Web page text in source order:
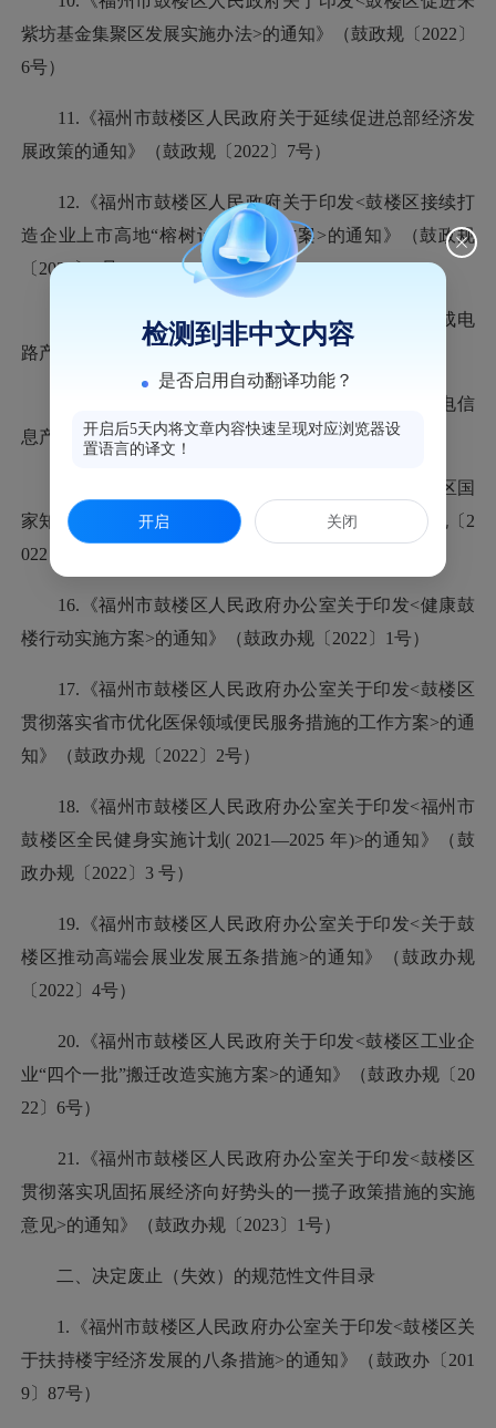
紫坊基金集聚区发展实施办法>的通知》（鼓政规〔2022〕
6号）
11.《福州市鼓楼区人民政府关于延续促进总部经济发
展政策的通知》（鼓政规〔2022〕7号）
12.《福州市鼓楼区人民政府关于印发<鼓楼区接续打
造企业上市高地“榕树计划”实施方案>的通知》（鼓政规
〔2022〕8号）
13.《福州市鼓楼区人民政府关于印发<鼓楼区集成电
路产业发展扶持措施>的通知》（鼓政规〔2022〕9号）
14.《福州市鼓楼区人民政府关于印发<鼓楼区光电信
息产业发展扶持措施>的通知》（鼓政规〔2022〕10号）
15.《福州市鼓楼区人民政府关于印发福州市鼓楼区国
家知识产权强县建设示范县工作方案的通知》（鼓政规〔2
022〕11 号）
16.《福州市鼓楼区人民政府办公室关于印发<健康鼓
楼行动实施方案>的通知》（鼓政办规〔2022〕1号）
17.《福州市鼓楼区人民政府办公室关于印发<鼓楼区
贯彻落实省市优化医保领域便民服务措施的工作方案>的通
知》（鼓政办规〔2022〕2号）
18.《福州市鼓楼区人民政府办公室关于印发<福州市
鼓楼区全民健身实施计划( 2021—2025 年)>的通知》（鼓
政办规〔2022〕3 号）
19.《福州市鼓楼区人民政府办公室关于印发<关于鼓
楼区推动高端会展业发展五条措施>的通知》（鼓政办规
〔2022〕4号）
20.《福州市鼓楼区人民政府关于印发<鼓楼区工业企
业“四个一批”搬迁改造实施方案>的通知》（鼓政办规〔20
22〕6号）
21.《福州市鼓楼区人民政府办公室关于印发<鼓楼区
贯彻落实巩固拓展经济向好势头的一揽子政策措施的实施
意见>的通知》（鼓政办规〔2023〕1号）
二、决定废止（失效）的规范性文件目录
1.《福州市鼓楼区人民政府办公室关于印发<鼓楼区关
于扶持楼宇经济发展的八条措施>的通知》（鼓政办〔201
9〕87号）
检测到非中文内容
是否启用自动翻译功能？
开启后5天内将文章内容快速呈现对应浏览器设
置语言的译文！
开启 关闭